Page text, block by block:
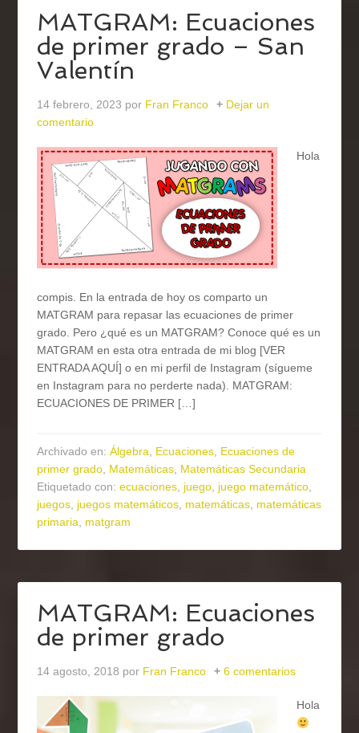
MATGRAM: Ecuaciones
de primer grado – San
Valentín
14 febrero, 2023 por Fran Franco
Dejar un
comentario
Hola
compis. En la entrada de hoy os comparto un
MATGRAM para repasar las ecuaciones de primer
grado. Pero ¿qué es un MATGRAM? Conoce qué es un
MATGRAM en esta otra entrada de mi blog [VER
ENTRADA AQUÍ] o en mi perfil de Instagram (sígueme
en Instagram para no perderte nada). MATGRAM:
ECUACIONES DE PRIMER […]
Archivado en:Álgebra, Ecuaciones, Ecuaciones de
primer grado, Matemáticas, Matemáticas Secundaria
Etiquetado con:ecuaciones, juego, juego matemático,
juegos, juegos matemáticos, matemáticas, matemáticas
primaria, matgram
MATGRAM: Ecuaciones
de primer grado
14 agosto, 2018 por Fran Franco 6 comentarios
Hola